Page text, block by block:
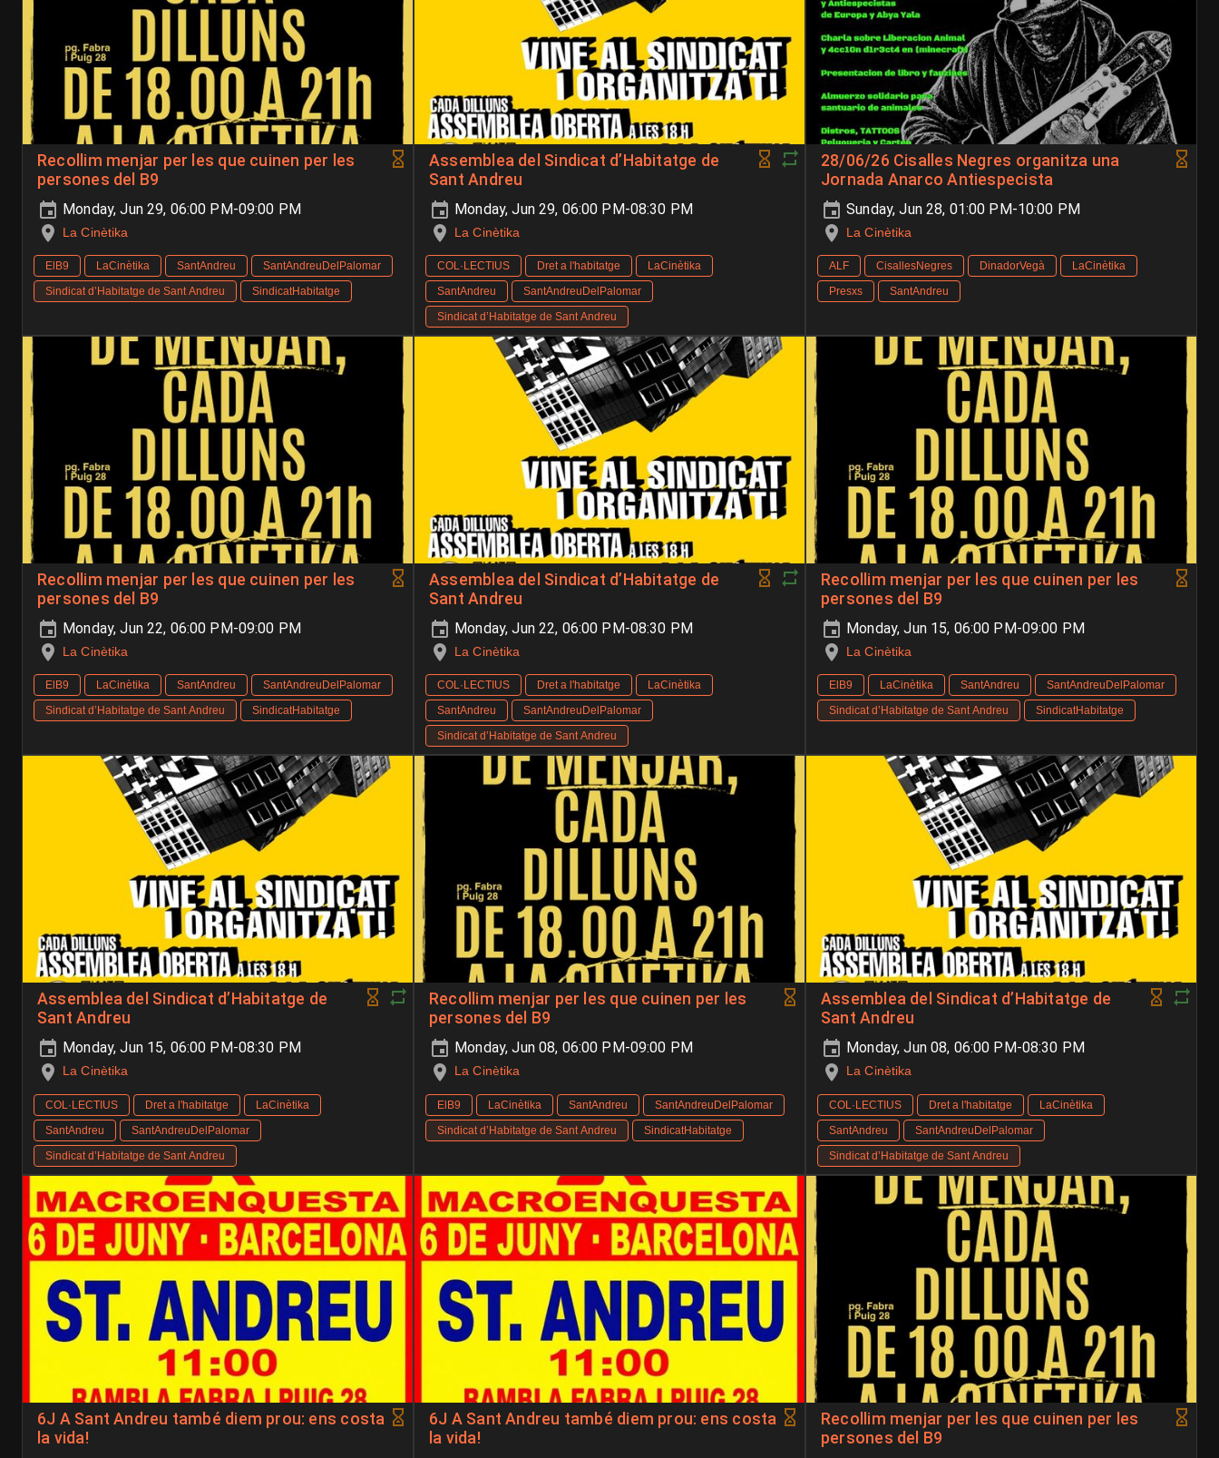
Recollim menjar per les que cuinen per les
persones del B9
Monday, Jun 29, 06:00 PM-09:00 PM
La Cinètika
ElB9 LaCinètika SantAndreu
SantAndreuDelPalomar
Sindicat d’Habitatge de Sant Andreu
SindicatHabitatge
Assemblea del Sindicat d’Habitatge de
Sant Andreu
Monday, Jun 29, 06:00 PM-08:30 PM
La Cinètika
COL·LECTIUS Dret a l'habitatge
LaCinètika
SantAndreu
SantAndreuDelPalomar
Sindicat d’Habitatge de Sant Andreu
28/06/26 Cisalles Negres organitza una
Jornada Anarco Antiespecista
Sunday, Jun 28, 01:00 PM-10:00 PM
La Cinètika
ALF CisallesNegres DinadorVegà
LaCinètika
Presxs
SantAndreu
Recollim menjar per les que cuinen per les
persones del B9
Monday, Jun 22, 06:00 PM-09:00 PM
La Cinètika
ElB9 LaCinètika SantAndreu
SantAndreuDelPalomar
Sindicat d’Habitatge de Sant Andreu
SindicatHabitatge
Assemblea del Sindicat d’Habitatge de
Sant Andreu
Monday, Jun 22, 06:00 PM-08:30 PM
La Cinètika
COL·LECTIUS Dret a l'habitatge
LaCinètika
SantAndreu
SantAndreuDelPalomar
Sindicat d’Habitatge de Sant Andreu
Recollim menjar per les que cuinen per les
persones del B9
Monday, Jun 15, 06:00 PM-09:00 PM
La Cinètika
ElB9 LaCinètika SantAndreu
SantAndreuDelPalomar
Sindicat d’Habitatge de Sant Andreu
SindicatHabitatge
Assemblea del Sindicat d’Habitatge de
Sant Andreu
Monday, Jun 15, 06:00 PM-08:30 PM
La Cinètika
COL·LECTIUS Dret a l'habitatge
LaCinètika
SantAndreu
SantAndreuDelPalomar
Sindicat d’Habitatge de Sant Andreu
Recollim menjar per les que cuinen per les
persones del B9
Monday, Jun 08, 06:00 PM-09:00 PM
La Cinètika
ElB9 LaCinètika SantAndreu
SantAndreuDelPalomar
Sindicat d’Habitatge de Sant Andreu
SindicatHabitatge
Assemblea del Sindicat d’Habitatge de
Sant Andreu
Monday, Jun 08, 06:00 PM-08:30 PM
La Cinètika
COL·LECTIUS Dret a l'habitatge
LaCinètika
SantAndreu
SantAndreuDelPalomar
Sindicat d’Habitatge de Sant Andreu
6J A Sant Andreu també diem prou: ens costa
la vida!
6J A Sant Andreu també diem prou: ens costa
la vida!
Recollim menjar per les que cuinen per les
persones del B9